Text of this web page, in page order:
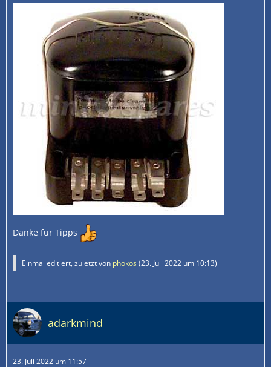
Danke für Tipps
Einmal editiert, zuletzt von phokos (23. Juli 2022 um 10:13)
adarkmind
23. Juli 2022 um 11:57